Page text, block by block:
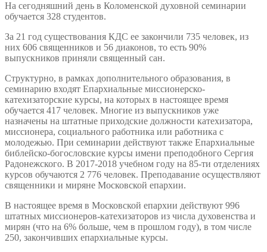
На сегодняшний день в Коломенской духовной семинарии
обучается 328 студентов.
За 21 год существования КДС ее закончили 735 человек, из
них 606 священников и 56 диаконов, то есть 90%
выпускников приняли священный сан.
Структурно, в рамках дополнительного образования, в
семинарию входят Епархиальные миссионерско-
катехизаторские курсы, на которых в настоящее время
обучается 417 человек. Многие из выпускников уже
назначены на штатные приходские должности катехизатора,
миссионера, социального работника или работника с
молодежью. При семинарии действуют также Епархиальные
библейско-богословские курсы имени преподобного Сергия
Радонежского. В 2017-2018 учебном году на 85-ти отделениях
курсов обучаются 2 776 человек. Преподавание осуществляют
священники и миряне Московской епархии.
В настоящее время в Московской епархии действуют 996
штатных миссионеров-катехизаторов из числа духовенства и
мирян (что на 6% больше, чем в прошлом году), в том числе
250, закончивших епархиальные курсы.